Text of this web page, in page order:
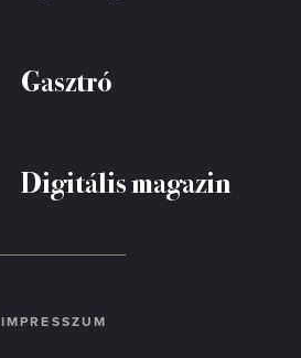
Gasztró
Digitális magazin
IMPRESSZUM